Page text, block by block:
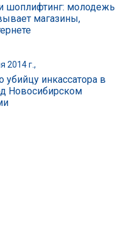
шоплифтинг: молодежь
магазины,
2014 г.,
убийцу инкассатора в
Новосибирском